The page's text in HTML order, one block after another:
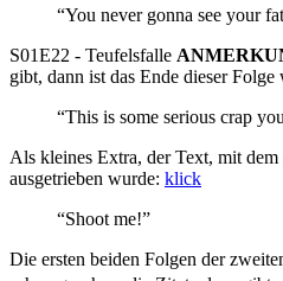
“You never gonna see your
S01E22 - Teufelsfalle
gibt, dann ist das Ende dieser
“This is some serious crap
Als kleines Extra, der Text, mit
ausgetrieben wurde: klick
“Shoot me!”
Die ersten beiden Folgen der